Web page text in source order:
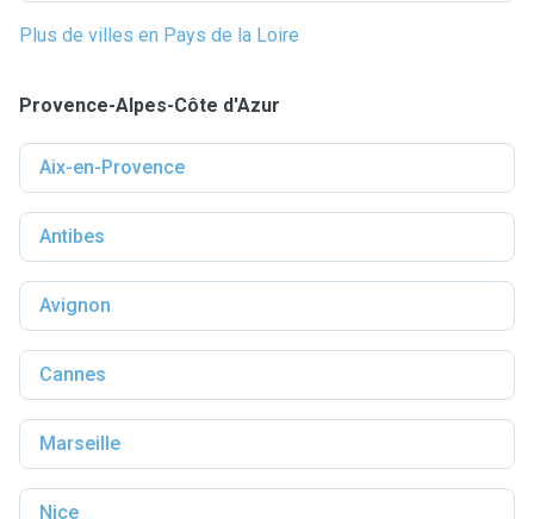
Plus de villes en Pays de la Loire
Provence-Alpes-Côte d'Azur
Aix-en-Provence
Antibes
Avignon
Cannes
Marseille
Nice